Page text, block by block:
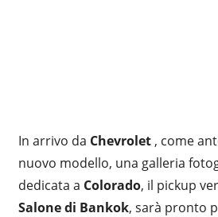
In arrivo da Chevrolet , come
nuovo modello, una galleria
dedicata a Colorado, il pickup
Salone di Bankok, sarà pronto